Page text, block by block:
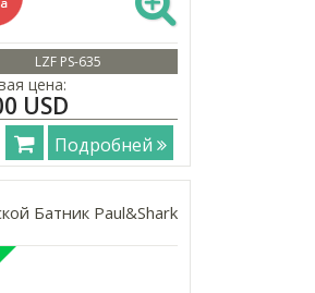
LZF PS-635
цена:
USD
Подробней
Батник Paul&Shark